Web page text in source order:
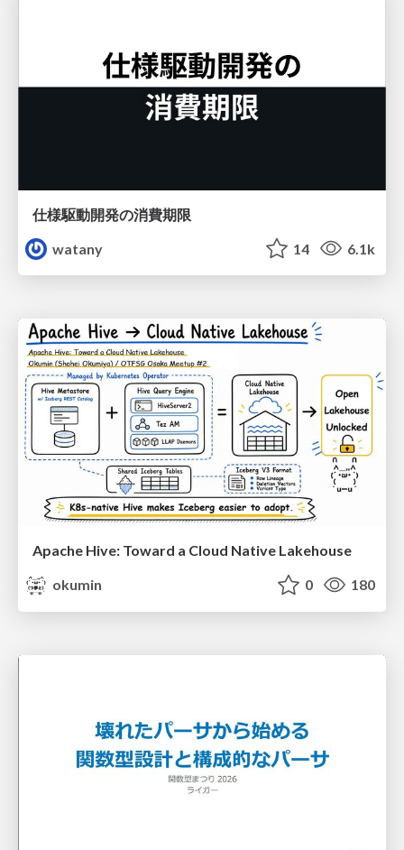
仕様駆動開発の消費期限
watany
14 6.1k
Apache Hive: Toward a Cloud Native Lakehouse
okumin
0 180